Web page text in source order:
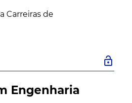
Carreiras de
lock_open
Engenharia